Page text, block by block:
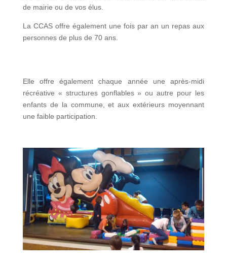
de mairie ou de vos élus.
La CCAS offre également une fois par an un repas aux
personnes de plus de 70 ans.
Elle offre également chaque année une après-midi
récréative « structures gonflables » ou autre pour les
enfants de la commune, et aux extérieurs moyennant
une faible participation.